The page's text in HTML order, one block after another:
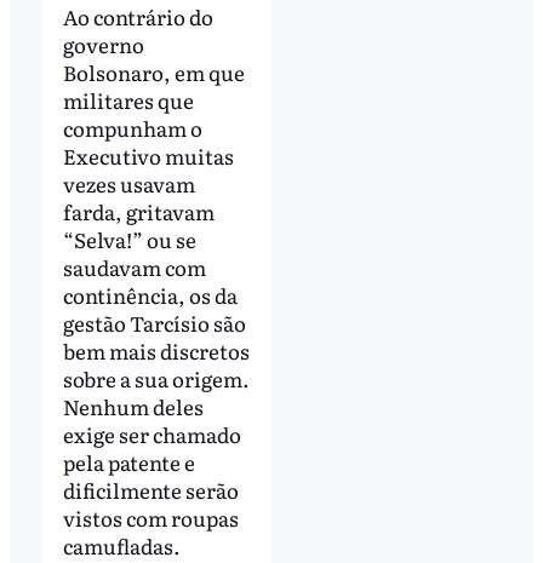
Ao contrário do
governo
Bolsonaro, em que
militares que
compunham o
Executivo muitas
vezes usavam
farda, gritavam
“Selva!” ou se
saudavam com
continência, os da
gestão Tarcísio são
bem mais discretos
sobre a sua origem.
Nenhum deles
exige ser chamado
pela patente e
dificilmente serão
vistos com roupas
camufladas.